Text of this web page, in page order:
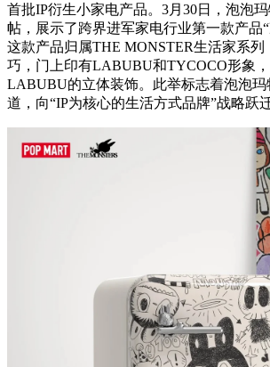
首批IP衍生小家电产品。3月30日，泡泡
帖，展示了跨界进军家电行业第一款产品“
这款产品归属THE MONSTER生活家系
巧，门上印有LABUBU和TYCOCO形象
LABUBU的立体装饰。此举标志着泡泡玛
道，向“IP为核心的生活方式品牌”战略跃迁